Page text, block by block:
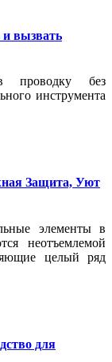
и вызвать
в проводку без
инструмента
Защита, Уют
элементы в
неотъемлемой
целый ряд
для